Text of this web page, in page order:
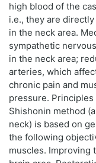
high blood of the
i.e., they are
in the neck area.
sympathetic
in the neck area;
arteries, which
chronic pain and
pressure.
Shishonin method
neck) is based on
the following
muscles. Improving